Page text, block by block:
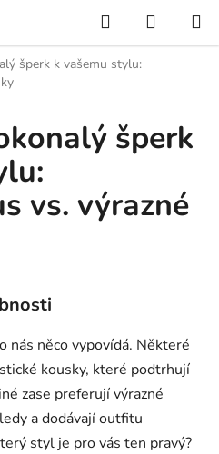
Hledat
KOŠÍK
šperk k vašemu stylu:
šperk
vs. výrazné
nás něco vypovídá. Některé
kousky, které podtrhují
zase preferují výrazné
a dodávají outfitu
styl je pro vás ten pravý?